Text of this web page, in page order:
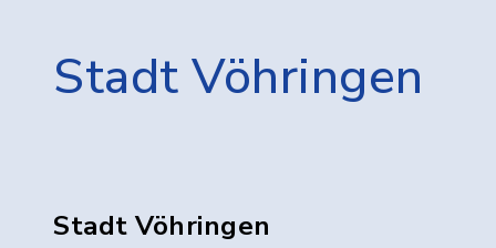
Stadt Vöhringen
Stadt Vöhringen